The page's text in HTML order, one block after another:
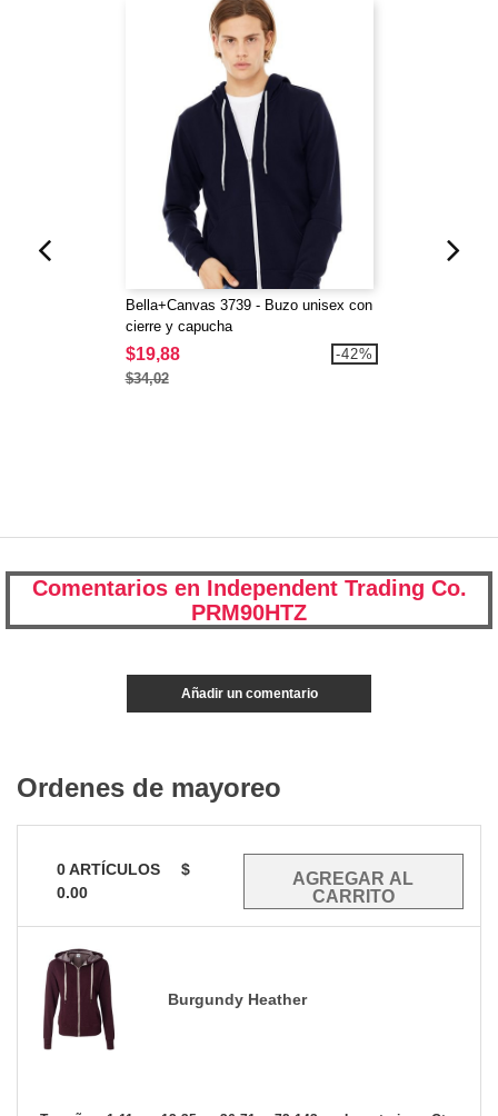
Bella+Canvas 3739 - Buzo unisex con
cierre y capucha
$19,88
$34,02
-42%
Comentarios en Independent Trading Co.
PRM90HTZ
Añadir un comentario
Ordenes de mayoreo
0ARTÍCULOS
$
0.00
Burgundy Heather